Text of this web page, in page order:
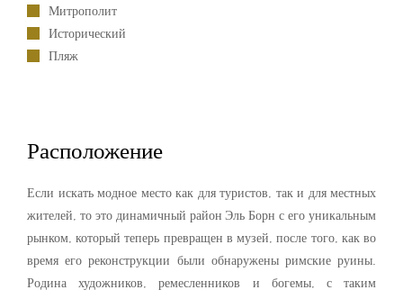
Митрополит
Исторический
Пляж
Расположение
Если искать модное место как для туристов, так и для местных
жителей, то это динамичный район Эль Борн с его уникальным
рынком, который теперь превращен в музей, после того, как во
время его реконструкции были обнаружены римские руины.
Родина художников, ремесленников и богемы, с таким